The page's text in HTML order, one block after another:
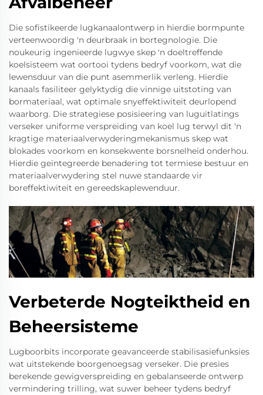
Die sofistikeerde lugkanaalontwerp in hierdie bormpunte
verteenwoordig 'n deurbraak in bortegnologie. Die
noukeurig ingenieerde lugwye skep 'n doeltreffende
koelsisteem wat oortooi tydens bedryf voorkom, wat die
lewensduur van die punt asemmerlik verleng. Hierdie
kanaals fasiliteer gelyktydig die vinnige uitstoting van
bormateriaal, wat optimale snyeffektiwiteit deurlopend
waarborg. Die strategiese posisieering van luguitlatings
verseker uniforme verspreiding van koel lug terwyl dit 'n
kragtige materiaalverwyderingmekanismus skep wat
blokades voorkom en konsekwente borsnelheid onderhou.
Hierdie geïntegreerde benadering tot termiese bestuur en
materiaalverwydering stel nuwe standaarde vir
boreffektiwiteit en gereedskaplewenduur.
Verbeterde Nogteiktheid en
Beheersisteme
Lugboorbits incorporate geavanceerde stabilisasiefunksies
wat uitstekende boorgenoegsag verseker. Die presies
berekende gewigverspreiding en gebalanseerde ontwerp
vermindering trilling, wat suwer beheer tydens bedryf